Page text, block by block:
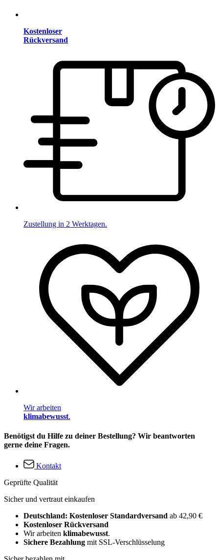
Kostenloser
Rückversand
Zustellung in 2 Werktagen.
Wir arbeiten
klimabewusst.
Benötigst du Hilfe zu deiner Bestellung? Wir beantworten
gerne deine Fragen.
Kontakt
Geprüfte Qualität
Sicher und vertraut einkaufen
Deutschland: Kostenloser Standardversand ab 42,90 €
Kostenloser Rückversand
Wir arbeiten klimabewusst.
Sichere Bezahlung mit SSL-Verschlüsselung